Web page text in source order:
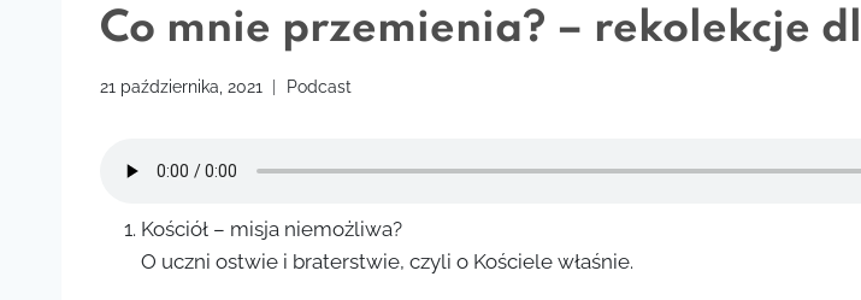
Co mnie przemienia? – rekolekcje
21 października, 2021 Podcast
Kościół – misja niemożliwa?
O uczni ostwie i braterstwie, czyli o Kościele właśnie.